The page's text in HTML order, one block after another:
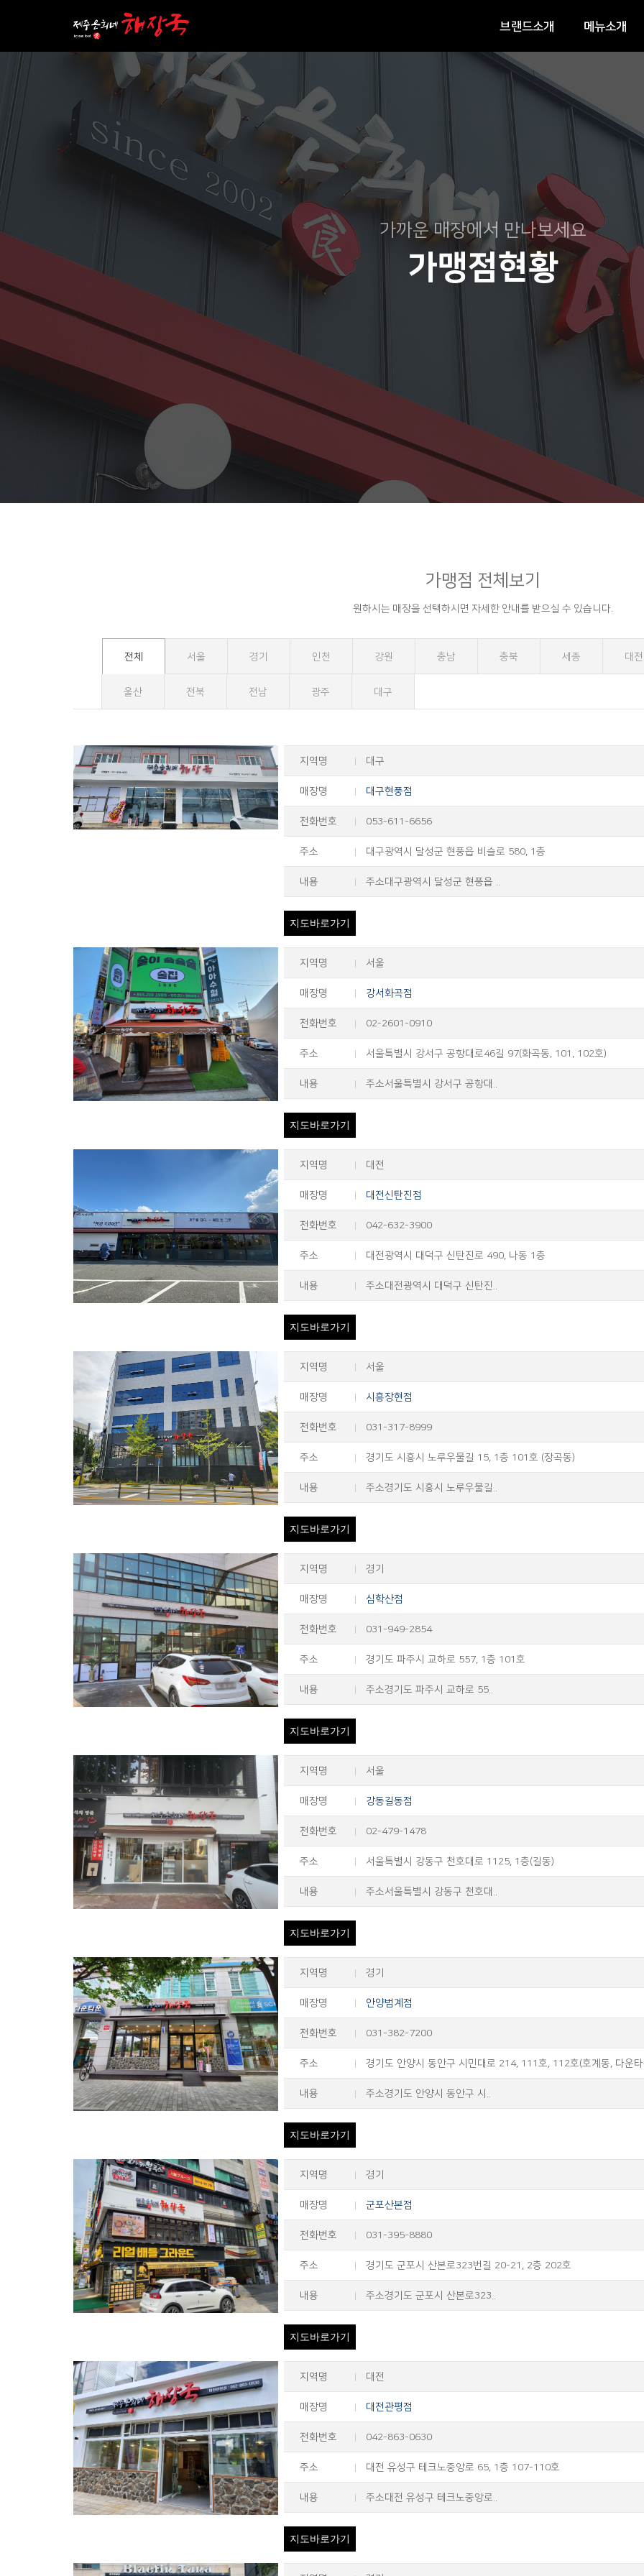
브랜드소개 메뉴소개
가까운 매장에서 만나보세요
가맹점현황
가맹점 전체보기
원하시는 매장을 선택하시면 자세한 안내를 받으실 수 있습니다.
전체 서울 경기 인천 강원 충남 충북 세종 대전
울산 전북 전남 광주 대구
지역명 대구
매장명 대구현풍점
전화번호 053-611-6656
주소 대구광역시 달성군 현풍읍 비슬로 580, 1층
내용 주소대구광역시 달성군 현풍읍 ..
지도바로가기
지역명 서울
매장명 강서화곡점
전화번호 02-2601-0910
주소 서울특별시 강서구 공항대로46길 97(화곡동, 101, 102호)
내용 주소서울특별시 강서구 공항대..
지도바로가기
지역명 대전
매장명 대전신탄진점
전화번호 042-632-3900
주소 대전광역시 대덕구 신탄진로 490, 나동 1층
내용 주소대전광역시 대덕구 신탄진..
지도바로가기
지역명 서울
매장명 시흥장현점
전화번호 031-317-8999
주소 경기도 시흥시 노루우물길 15, 1층 101호 (장곡동)
내용 주소경기도 시흥시 노루우물길..
지도바로가기
지역명 경기
매장명 심학산점
전화번호 031-949-2854
주소 경기도 파주시 교하로 557, 1층 101호
내용 주소경기도 파주시 교하로 55..
지도바로가기
지역명 서울
매장명 강동길동점
전화번호 02-479-1478
주소 서울특별시 강동구 천호대로 1125, 1층(길동)
내용 주소서울특별시 강동구 천호대..
지도바로가기
지역명 경기
매장명 안양범계점
전화번호 031-382-7200
주소 경기도 안양시 동안구 시민대로 214, 111호, 112호(호계동, 다운
내용 주소경기도 안양시 동안구 시..
지도바로가기
지역명 경기
매장명 군포산본점
전화번호 031-395-8880
주소 경기도 군포시 산본로323번길 20-21, 2층 202호
내용 주소경기도 군포시 산본로323..
지도바로가기
지역명 대전
매장명 대전관평점
전화번호 042-863-0630
주소 대전 유성구 테크노중앙로 65, 1층 107-110호
내용 주소대전 유성구 테크노중앙로..
지도바로가기